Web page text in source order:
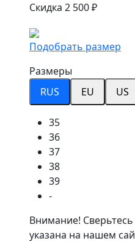
Скидка 2 500 ₽
Подобрать размер
Размеры
RUS
EU US
35
36
37
38
39
-
Внимание!
указана на нашем